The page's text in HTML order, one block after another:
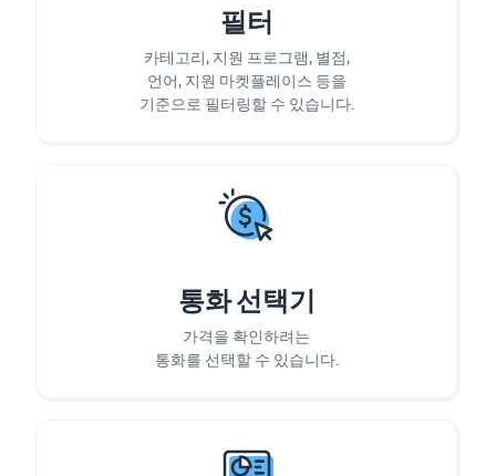
필터
카테고리, 지원 프로그램, 별점,
언어, 지원 마켓플레이스 등을
기준으로 필터링할 수 있습니다.
통화 선택기
가격을 확인하려는
통화를 선택할 수 있습니다.